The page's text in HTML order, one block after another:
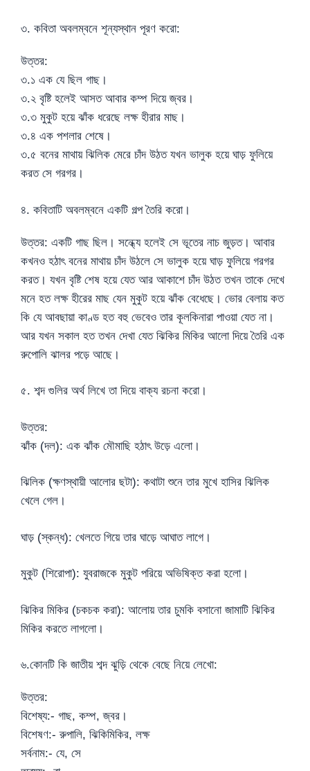
৩. কবিতা অবলম্বনে শূন্যস্থান পূরণ করো:
উত্তর:
৩.১ এক যে ছিল গাছ।
৩.২ বৃষ্টি হলেই আসত আবার কম্প দিয়ে জ্বর।
৩.৩ মুকুট হয়ে ঝাঁক ধরেছে লক্ষ হীরার মাছ।
৩.৪ এক পশলার শেষে।
৩.৫ বনের মাথায় ঝিলিক মেরে চাঁদ উঠত যখন ভালুক হয়ে ঘাড় ফুলিয়ে
করত সে গরগর।
৪. কবিতাটি অবলম্বনে একটি গল্প তৈরি করো।
উত্তর: একটি গাছ ছিল। সন্ধ্যে হলেই সে ভূতের নাচ জুড়ত। আবার
কখনও হঠাৎ বনের মাথায় চাঁদ উঠলে সে ভালুক হয়ে ঘাড় ফুলিয়ে গরগর
করত। যখন বৃষ্টি শেষ হয়ে যেত আর আকাশে চাঁদ উঠত তখন তাকে দেখে
মনে হত লক্ষ হীরের মাছ যেন মুকুট হয়ে ঝাঁক বেধেছে। ভোর বেলায় কত
কি যে আবছায়া কাণ্ড হত বহু ভেবেও তার কূলকিনারা পাওয়া যেত না।
আর যখন সকাল হত তখন দেখা যেত ঝিকির মিকির আলো দিয়ে তৈরি এক
রুপোলি ঝালর পড়ে আছে।
৫. শব্দ গুলির অর্থ লিখে তা দিয়ে বাক্য রচনা করো।
উত্তর:
ঝাঁক (দল): এক ঝাঁক মৌমাছি হঠাৎ উড়ে এলো।
ঝিলিক (ক্ষণস্থায়ী আলোর ছটা): কথাটা শুনে তার মুখে হাসির ঝিলিক
খেলে গেল।
ঘাড় (স্কন্ধ): খেলতে গিয়ে তার ঘাড়ে আঘাত লাগে।
মুকুট (শিরোপা): যুবরাজকে মুকুট পরিয়ে অভিষিক্ত করা হলো।
ঝিকির মিকির (চকচক করা): আলোয় তার চুমকি বসানো জামাটি ঝিকির
মিকির করতে লাগলো।
৬.কোনটি কি জাতীয় শব্দ ঝুড়ি থেকে বেছে নিয়ে লেখো:
উত্তর:
বিশেষ্য:- গাছ, কম্প, জ্বর।
বিশেষণ:- রুপালি, ঝিকিমিকির, লক্ষ
সর্বনাম:- যে, সে